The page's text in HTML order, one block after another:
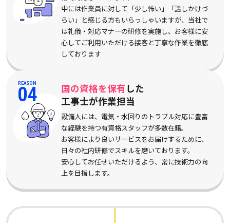
中には作業員に対して「少し怖い」「話しかけづ
らい」と感じる方もいらっしゃいますが、当社で
は礼儀・対応マナーの研修を実施し、お客様に安
心してご利用いただける接客と丁寧な作業を徹底
しております
REASON
04 国の資格を保有した
工事士が作業担当
設備人には、電気・水回りのトラブル対応に豊富
な経験を持つ有資格スタッフが多数在籍。
お客様により良いサービスをお届けするために、
日々の社内研修でスキルを磨いております。
安心してお任せいただけるよう、常に技術力の向
上を目指します。